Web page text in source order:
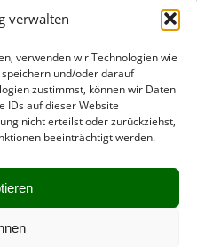
verwalten
verwenden wir Technologien wie
und/oder darauf
zustimmst, können wir Daten
IDs auf dieser Website
nicht erteilst oder zurückziehst,
beeinträchtigt werden.
Karte bezahlen (auch